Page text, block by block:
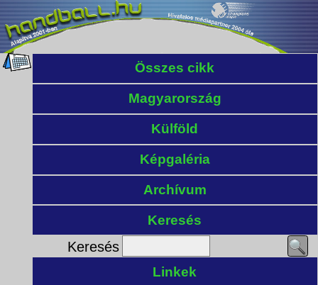
Összes cikk
Magyarország
Külföld
Képgaléria
Archívum
Keresés
Keresés
Linkek